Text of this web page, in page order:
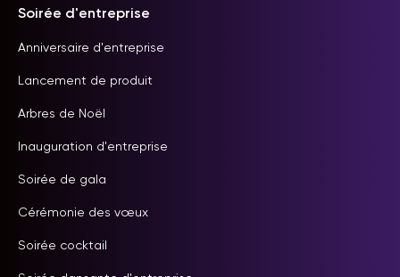
Soirée d'entreprise
Anniversaire d'entreprise
Lancement de produit
Arbres de Noël
Inauguration d'entreprise
Soirée de gala
Cérémonie des vœux
Soirée cocktail